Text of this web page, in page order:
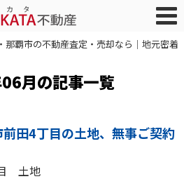
那覇市の不動産査定・売却なら｜地元密着
月の記事一覧
前田4丁目の土地、無事ご契約
土地